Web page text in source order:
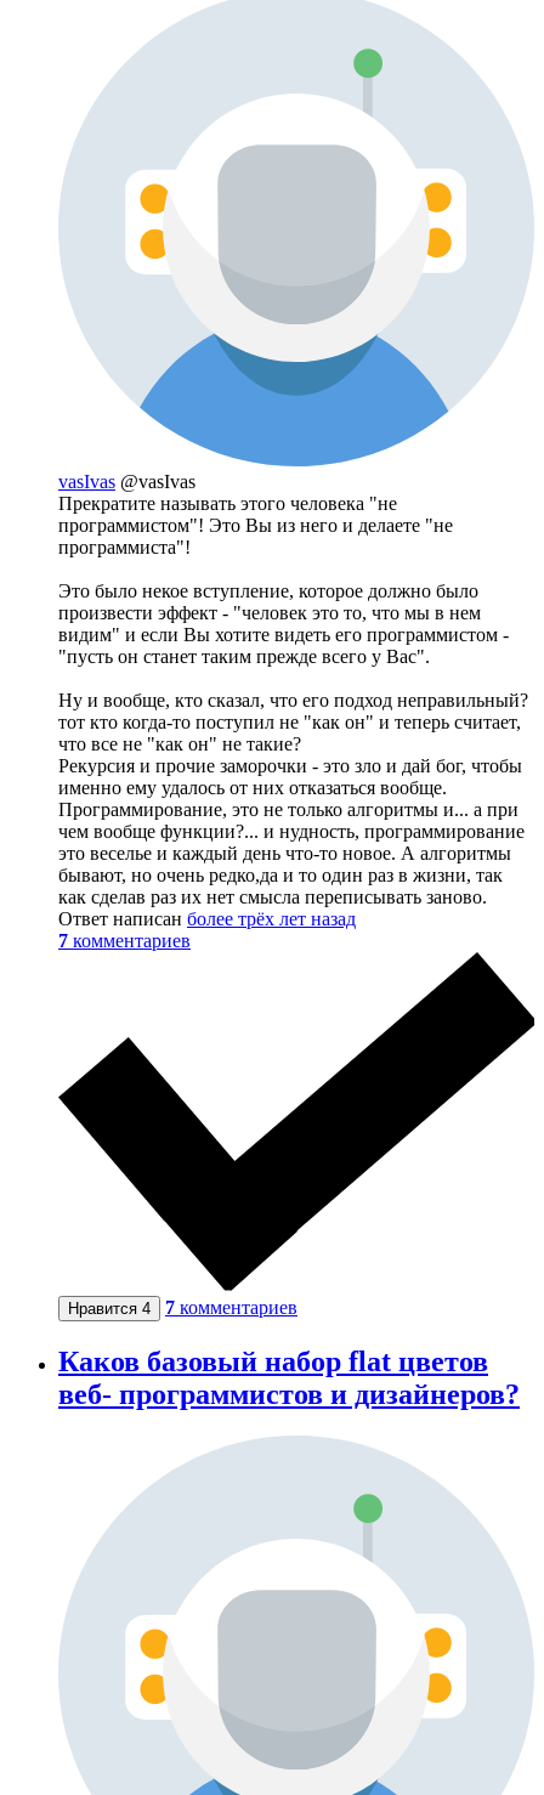
vasIvas @vasIvas
Прекратите называть этого человека "не
программистом"! Это Вы из него и делаете "не
программиста"!
Это было некое вступление, которое должно было
произвести эффект - "человек это то, что мы в нем
видим" и если Вы хотите видеть его программистом -
"пусть он станет таким прежде всего у Вас".
Ну и вообще, кто сказал, что его подход неправильный?
тот кто когда-то поступил не "как он" и теперь считает,
что все не "как он" не такие?
Рекурсия и прочие заморочки - это зло и дай бог, чтобы
именно ему удалось от них отказаться вообще.
Программирование, это не только алгоритмы и... а при
чем вообще функции?... и нудность, программирование
это веселье и каждый день что-то новое. А алгоритмы
бывают, но очень редко,да и то один раз в жизни, так
как сделав раз их нет смысла переписывать заново.
Ответ написан более трёх лет назад
7 комментариев
Нравится 4 7 комментариев
Каков базовый набор flat цветов
веб- программистов и дизайнеров?